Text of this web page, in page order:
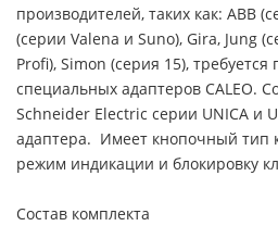
производителей, таких как: ABB
(серии Valena и Suno), Gira, Jung
Profi), Simon (серия 15),
специальных адаптеров CALEO.
Schneider Electric серии UNICA и
адаптера. Имеет кнопочный тип
режим индикации и блокировку
Состав комплекта